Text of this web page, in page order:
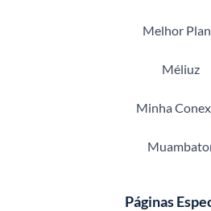
Melhor
Méliuz
Minha
Páginas